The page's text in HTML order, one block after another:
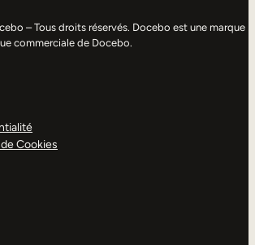
– Tous droits réservés. Docebo est une marque
commerciale de Docebo.
Cookies